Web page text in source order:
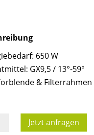
650 W
GX9,5 / 13°-59°
& Filterrahmen
Jetzt anfragen